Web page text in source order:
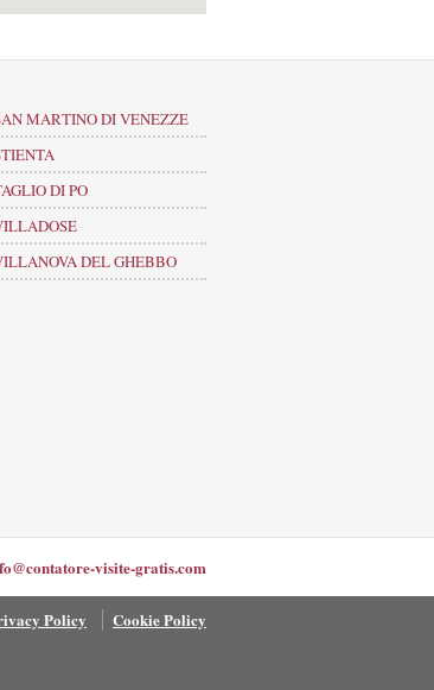
MARTINO DI VENEZZE
DI PO
DEL GHEBBO
visite-gratis.com
Policy Cookie Policy